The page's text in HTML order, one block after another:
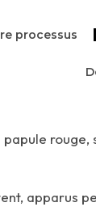
processus
apparus